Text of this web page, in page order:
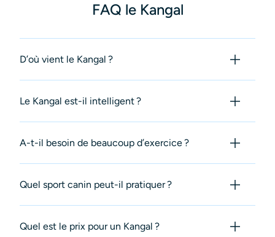
FAQ le Kangal
D’où vient le Kangal ?
Le Kangal est-il intelligent ?
A-t-il besoin de beaucoup d’exercice ?
Quel sport canin peut-il pratiquer ?
Quel est le prix pour un Kangal ?